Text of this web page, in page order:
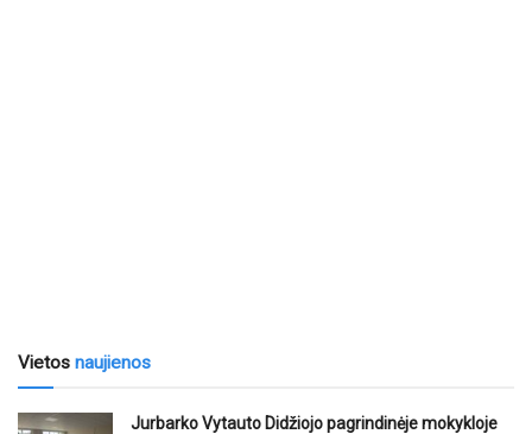
Vietos naujienos
Jurbarko Vytauto Didžiojo pagrindinėje mokykloje